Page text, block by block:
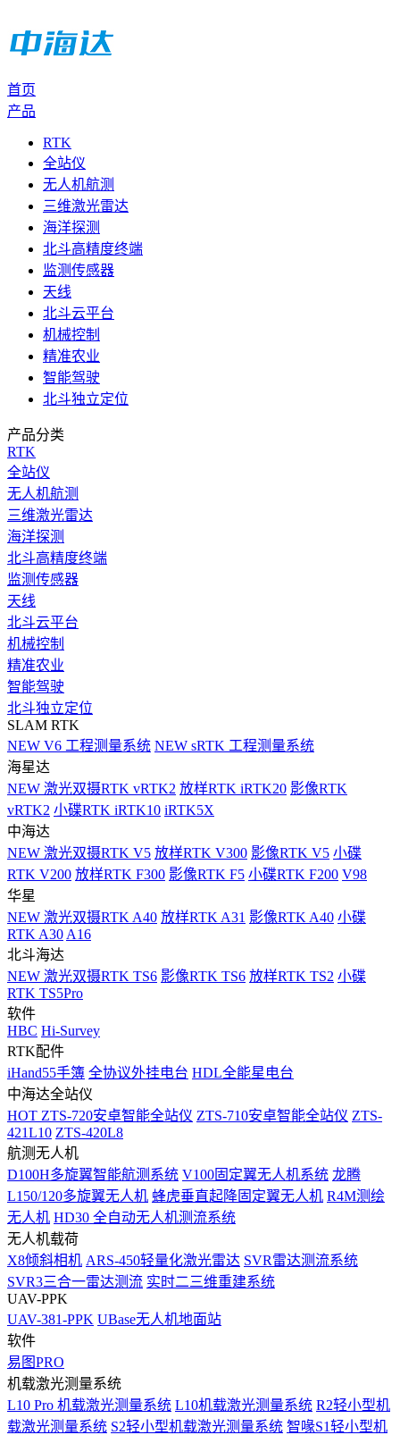
首页
产品
RTK
全站仪
无人机航测
三维激光雷达
海洋探测
北斗高精度终端
监测传感器
天线
北斗云平台
机械控制
精准农业
智能驾驶
北斗独立定位
产品分类
RTK
全站仪
无人机航测
三维激光雷达
海洋探测
北斗高精度终端
监测传感器
天线
北斗云平台
机械控制
精准农业
智能驾驶
北斗独立定位
SLAM RTK
NEW V6 工程测量系统 NEW sRTK 工程测量系统
海星达
NEW 激光双摄RTK vRTK2 放样RTK iRTK20 影像RTK
vRTK2 小碟RTK iRTK10 iRTK5X
中海达
NEW 激光双摄RTK V5 放样RTK V300 影像RTK V5 小碟
RTK V200 放样RTK F300 影像RTK F5 小碟RTK F200 V98
华星
NEW 激光双摄RTK A40 放样RTK A31 影像RTK A40 小碟
RTK A30 A16
北斗海达
NEW 激光双摄RTK TS6 影像RTK TS6 放样RTK TS2 小碟
RTK TS5Pro
软件
HBC Hi-Survey
RTK配件
iHand55手簿 全协议外挂电台 HDL全能星电台
中海达全站仪
HOT ZTS-720安卓智能全站仪 ZTS-710安卓智能全站仪 ZTS-
421L10 ZTS-420L8
航测无人机
D100H多旋翼智能航测系统 V100固定翼无人机系统 龙腾
L150/120多旋翼无人机 蜂虎垂直起降固定翼无人机 R4M测绘
无人机 HD30 全自动无人机测流系统
无人机载荷
X8倾斜相机 ARS-450轻量化激光雷达 SVR雷达测流系统
SVR3三合一雷达测流 实时二三维重建系统
UAV-PPK
UAV-381-PPK UBase无人机地面站
软件
易图PRO
机载激光测量系统
L10 Pro 机载激光测量系统 L10机载激光测量系统 R2轻小型机
载激光测量系统 S2轻小型机载激光测量系统 智喙S1轻小型机